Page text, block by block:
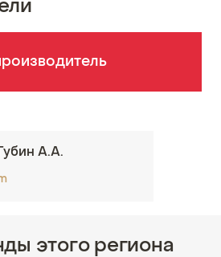
А.А.
этого региона